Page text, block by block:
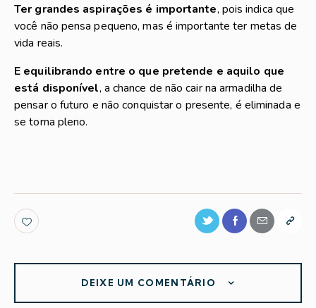
Ter grandes aspirações é importante, pois indica que
você não pensa pequeno, mas é importante ter metas de
vida reais.
E equilibrando entre o que pretende e aquilo que
está disponível, a chance de não cair na armadilha de
pensar o futuro e não conquistar o presente, é eliminada e
se torna pleno.
DEIXE UM COMENTÁRIO